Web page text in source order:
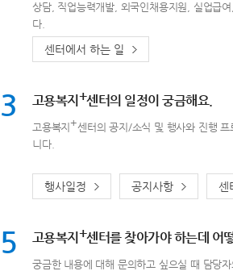
상담, 직업능력개발, 외국인채용지원, 실업급
다.
센터에서 하는 일
3 고용복지 +센터의 일정이 궁금해요.
고용복지+센터의 공지/소식 및 행사와 진행
니다.
행사일정 공지사항 센
5 고용복지 +센터를 찾아가야 하는데 어
궁금한 내용에 대해 문의하고 싶으실 때 담당